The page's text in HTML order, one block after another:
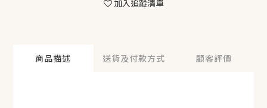
加入追蹤清單
商品描述 送貨及付款方式 顧客評價